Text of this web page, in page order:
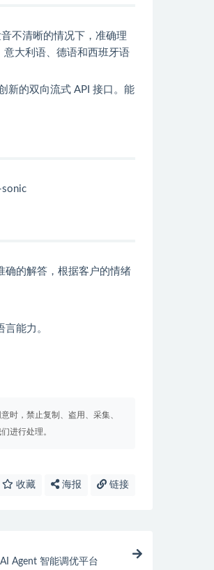
不清晰的情况下，准确理
意大利语、德语和西班牙语
新的双向流式 API 接口。能
确的解答，根据客户的情绪
能力。
时，禁止复制、盗用、采集、
进行处理。
收藏 海报 链接
Agent 智能调优平台